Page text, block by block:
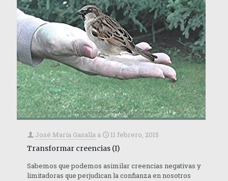
José María Gasalla a
11 febrero, 2015
Transformar creencias (I)
Sabemos que podemos asimilar creencias negativas y
limitadoras que perjudican la confianza en nosotros